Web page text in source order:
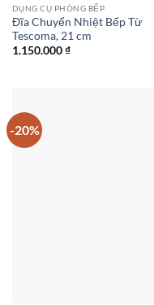
DỤNG CỤ PHÒNG BẾP
Đĩa Chuyển Nhiệt Bếp Từ
Tescoma, 21 cm
1.150.000₫
-20%